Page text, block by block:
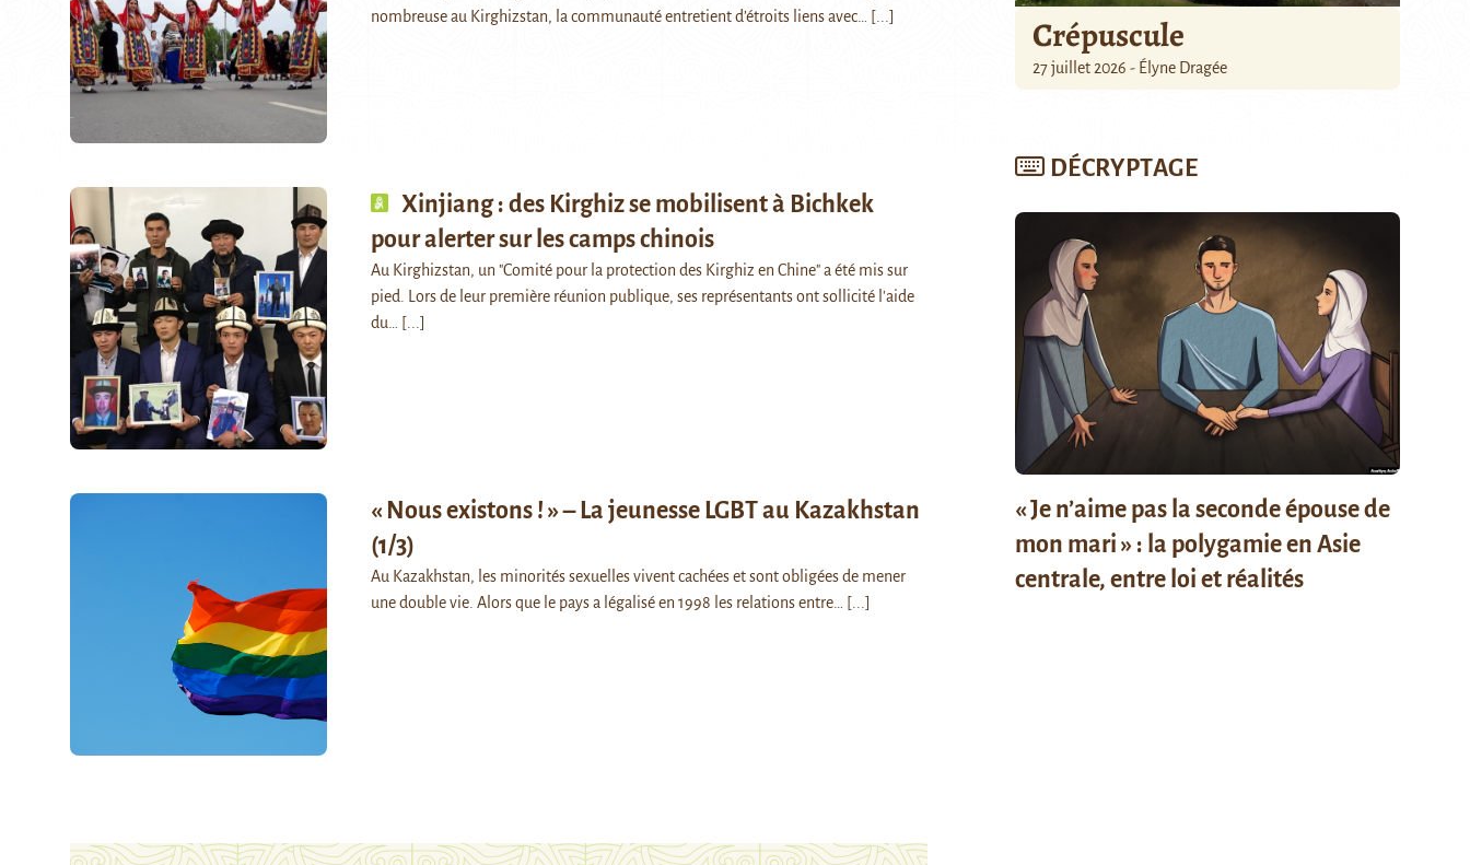
nombreuse au Kirghizstan, la communauté entretient d’étroits liens avec…
[...]
Xinjiang : des Kirghiz se mobilisent à Bichkek
pour alerter sur les camps chinois
Au Kirghizstan, un "Comité pour la protection des Kirghiz en Chine" a été mis sur
pied. Lors de leur première réunion publique, ses représentants ont sollicité l'aide
du…
[...]
« Nous existons ! » – La jeunesse LGBT au Kazakhstan
(1/3)
Au Kazakhstan, les minorités sexuelles vivent cachées et sont obligées de mener
une double vie. Alors que le pays a légalisé en 1998 les relations entre…
[...]
Crépuscule
27 juillet 2026 - Élyne Dragée
DÉCRYPTAGE
« Je n’aime pas la seconde épouse de
mon mari » : la polygamie en Asie
centrale, entre loi et réalités